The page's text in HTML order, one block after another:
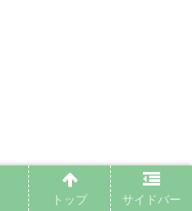
トップ サイドバー